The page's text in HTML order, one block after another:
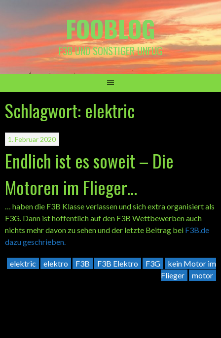
FOOBLOG
F3B UND SONSTIGER UNFUG
Schlagwort: elektric
1. Februar 2020
Endlich ist es soweit – Die
Motoren im Flieger…
… haben die F3B Klasse verlassen und sich extra organisiert als
F3G. Dann ist hoffentlich auf den F3B Wettbewerben auch
nichts mehr davon zu sehen und der letzte Beitrag bei F3B.de
dazu geschrieben.
elektric elektro F3B F3B Elektro F3G
kein Motor im
Flieger
motor